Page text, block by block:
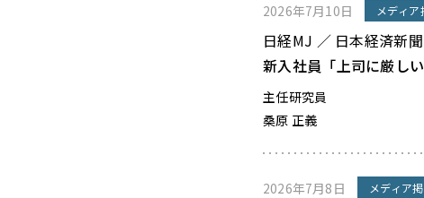
2026年7月10日 メディ
日経MJ ／ 日本経済新
新入社員「上司に厳し
主任研究員
桑原 正義
2026年7月8日 メディア